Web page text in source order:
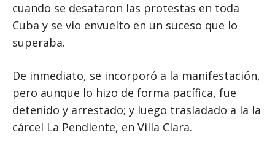
cuando se desataron las protestas en toda
Cuba y se vio envuelto en un suceso que lo
superaba.
De inmediato, se incorporó a la manifestación,
pero aunque lo hizo de forma pacífica, fue
detenido y arrestado; y luego trasladado a la la
cárcel La Pendiente, en Villa Clara.